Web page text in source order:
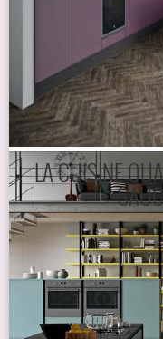
LA CUISINE